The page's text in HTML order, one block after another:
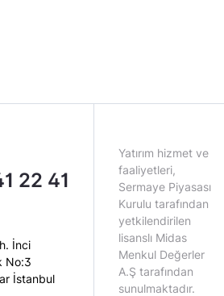
22 41
İnci
No:3
İstanbul
Yatırım hizmet ve
faaliyetleri,
Sermaye Piyasası
Kurulu tarafından
yetkilendirilen
lisanslı Midas
Menkul Değerler
A.Ş tarafından
sunulmaktadır.